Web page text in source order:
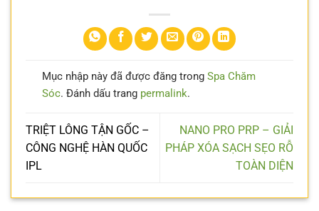
Mục nhập này đã được đăng trong Spa Chăm
Sóc. Đánh dấu trang permalink.
TRIỆT LÔNG TẬN GỐC –
CÔNG NGHỆ HÀN QUỐC
IPL
NANO PRO PRP – GIẢI
PHÁP XÓA SẠCH SẸO RỖ
TOÀN DIỆN